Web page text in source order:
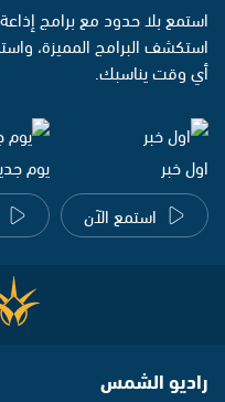
استمع بلا حدود مع برامج
استكشف البرامج المميزة،
أي وقت يناسبك.
اول خبر
استمع الآن
يوم
راديو الشمس